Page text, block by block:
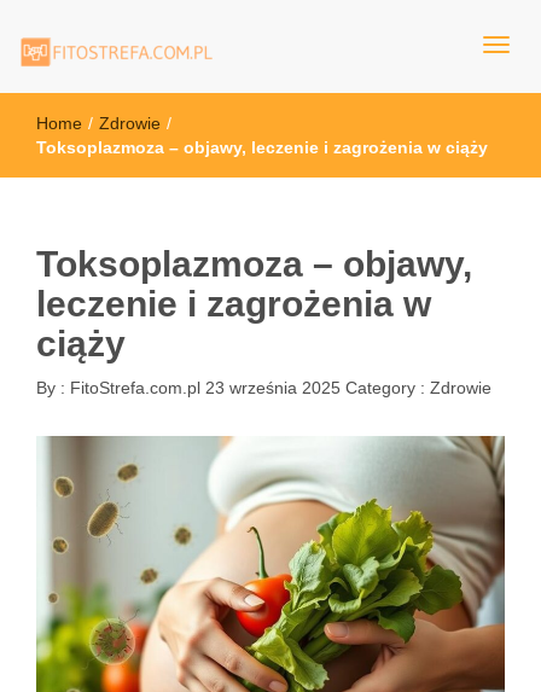
FitoStrefa.com.pl
Home / Zdrowie /
Toksoplazmoza – objawy, leczenie i zagrożenia w ciąży
Toksoplazmoza – objawy,
leczenie i zagrożenia w
ciąży
By : FitoStrefa.com.pl 23 września 2025 Category : Zdrowie